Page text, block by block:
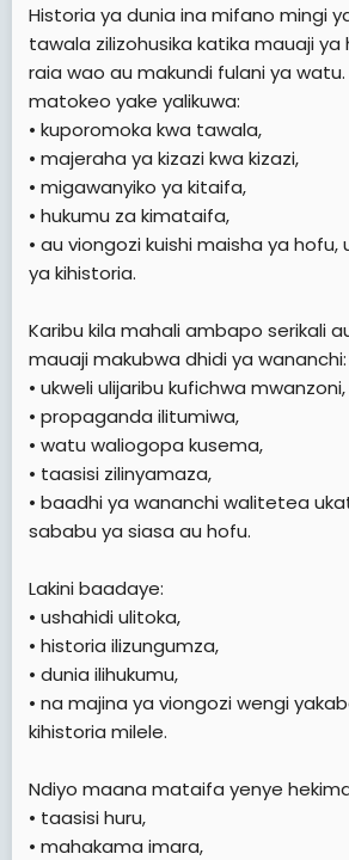
Historia ya dunia ina mifano mingi
tawala zilizohusika katika mauaji ya
raia wao au makundi fulani ya watu.
matokeo yake yalikuwa:
• kuporomoka kwa tawala,
• majeraha ya kizazi kwa kizazi,
• migawanyiko ya kitaifa,
• hukumu za kimataifa,
• au viongozi kuishi maisha ya hofu,
ya kihistoria.
Karibu kila mahali ambapo serikali
mauaji makubwa dhidi ya wananchi:
• ukweli ulijaribu kufichwa mwanzoni,
• propaganda ilitumiwa,
• watu waliogopa kusema,
• taasisi zilinyamaza,
• baadhi ya wananchi walitetea
sababu ya siasa au hofu.
Lakini baadaye:
• ushahidi ulitoka,
• historia ilizungumza,
• dunia ilihukumu,
• na majina ya viongozi wengi
kihistoria milele.
Ndiyo maana mataifa yenye
• taasisi huru,
• mahakama imara,